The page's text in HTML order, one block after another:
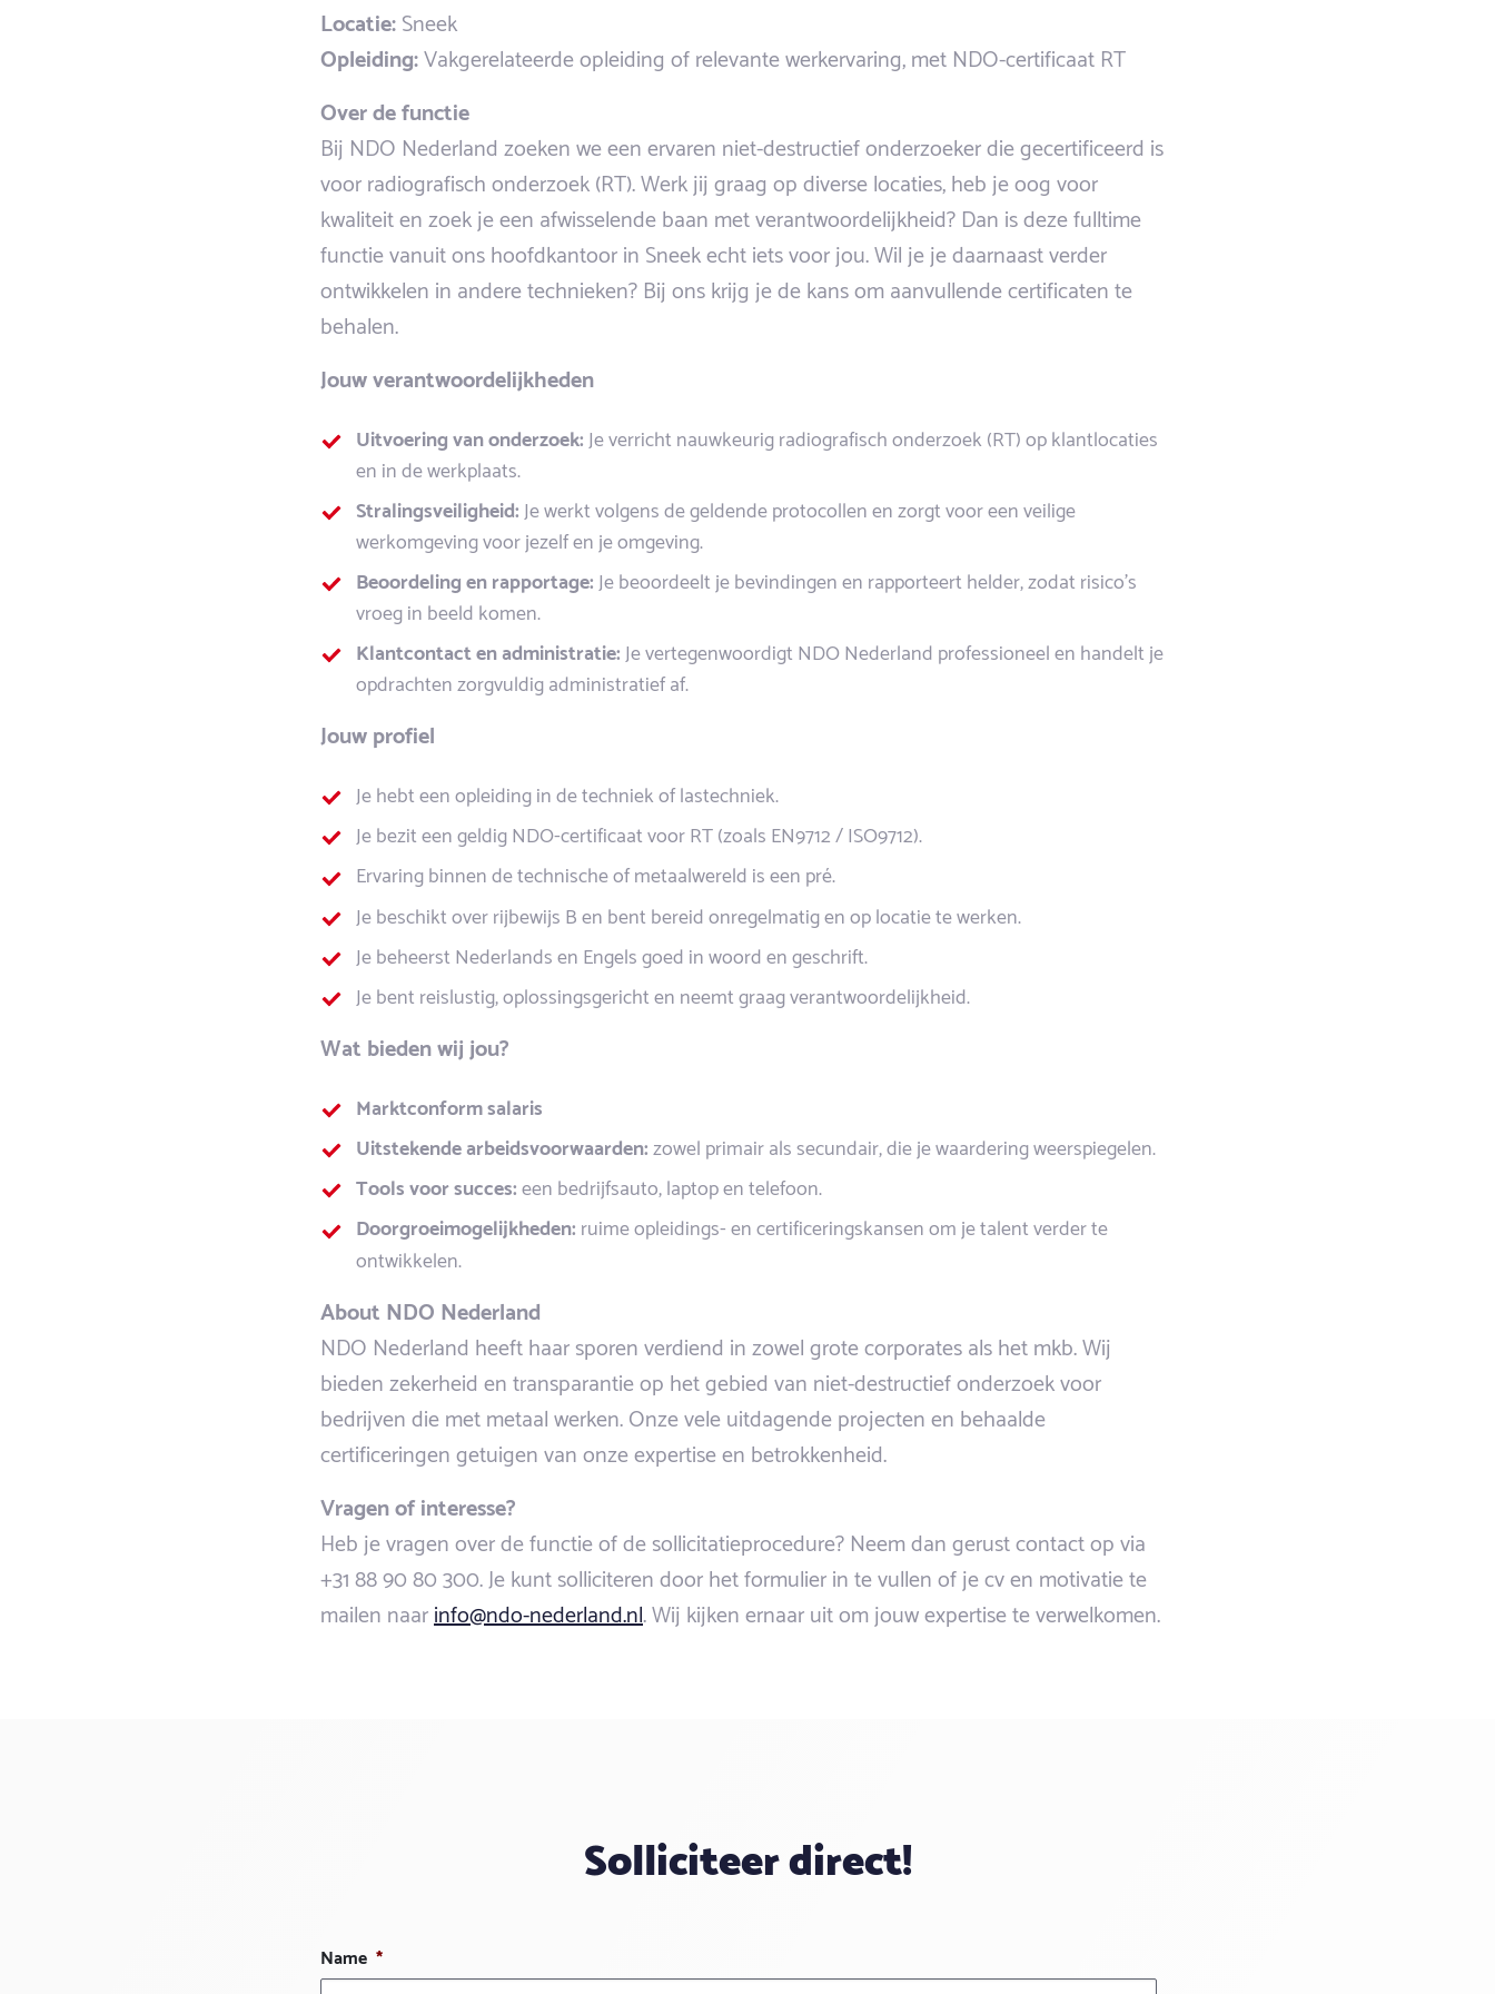
Locatie:Sneek
Opleiding:Vakgerelateerde opleiding of relevante werkervaring, met NDO-certificaat RT
Over de functie
Bij NDO Nederland zoeken we een ervaren niet-destructief onderzoeker die gecertificeerd is
voor radiografisch onderzoek (RT). Werk jij graag op diverse locaties, heb je oog voor
kwaliteit en zoek je een afwisselende baan met verantwoordelijkheid? Dan is deze fulltime
functie vanuit ons hoofdkantoor in Sneek echt iets voor jou. Wil je je daarnaast verder
ontwikkelen in andere technieken? Bij ons krijg je de kans om aanvullende certificaten te
behalen.
Jouw verantwoordelijkheden
Uitvoering van onderzoek:Je verricht nauwkeurig radiografisch onderzoek (RT) op klantlocaties
en in de werkplaats.
Stralingsveiligheid:Je werkt volgens de geldende protocollen en zorgt voor een veilige
werkomgeving voor jezelf en je omgeving.
Beoordeling en rapportage:Je beoordeelt je bevindingen en rapporteert helder, zodat risico’s
vroeg in beeld komen.
Klantcontact en administratie:Je vertegenwoordigt NDO Nederland professioneel en handelt je
opdrachten zorgvuldig administratief af.
Jouw profiel
Je hebt een opleiding in de techniek of lastechniek.
Je bezit een geldig NDO-certificaat voor RT (zoals EN9712 / ISO9712).
Ervaring binnen de technische of metaalwereld is een pré.
Je beschikt over rijbewijs B en bent bereid onregelmatig en op locatie te werken.
Je beheerst Nederlands en Engels goed in woord en geschrift.
Je bent reislustig, oplossingsgericht en neemt graag verantwoordelijkheid.
Wat bieden wij jou?
Marktconform salaris
Uitstekende arbeidsvoorwaarden:zowel primair als secundair, die je waardering weerspiegelen.
Tools voor succes:een bedrijfsauto, laptop en telefoon.
Doorgroeimogelijkheden:ruime opleidings- en certificeringskansen om je talent verder te
ontwikkelen.
About NDO Nederland
NDO Nederland heeft haar sporen verdiend in zowel grote corporates als het mkb. Wij
bieden zekerheid en transparantie op het gebied van niet-destructief onderzoek voor
bedrijven die met metaal werken. Onze vele uitdagende projecten en behaalde
certificeringen getuigen van onze expertise en betrokkenheid.
Vragen of interesse?
Heb je vragen over de functie of de sollicitatieprocedure? Neem dan gerust contact op via
+31 88 90 80 300. Je kunt solliciteren door het formulier in te vullen of je cv en motivatie te
mailen naarinfo@ndo-nederland.nl. Wij kijken ernaar uit om jouw expertise te verwelkomen.
Solliciteer direct!
Name *